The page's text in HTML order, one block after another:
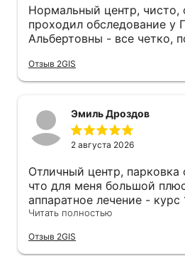
обстановка
без проблем, место всегда
Нормальный центр, чисто,
проходил обследование у
Альбертовны - все четко,
Отзыв 2GIS
Эмиль Дроздов
2 августа 2026
Отличный центр, парковка
что для меня большой
аппаратное лечение - курс
занятия в вечернее время,
Читать полностью
Отзыв 2GIS